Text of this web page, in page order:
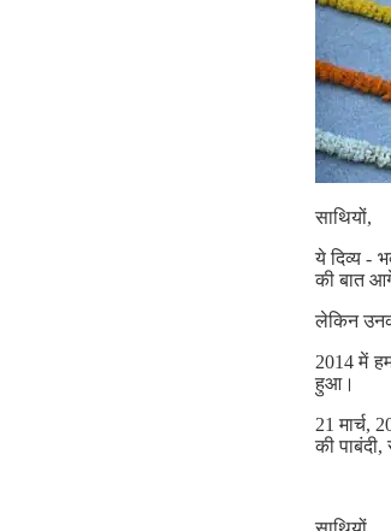
साथियों,
ये दिव्य -
की बात
लेकिन
2014 में
हुआ।
21 मार्च,
की